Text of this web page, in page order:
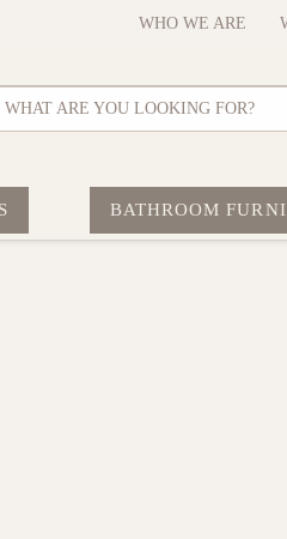
WHO WE ARE
WHAT ARE YOU LOOKING FOR?
BATHROOM